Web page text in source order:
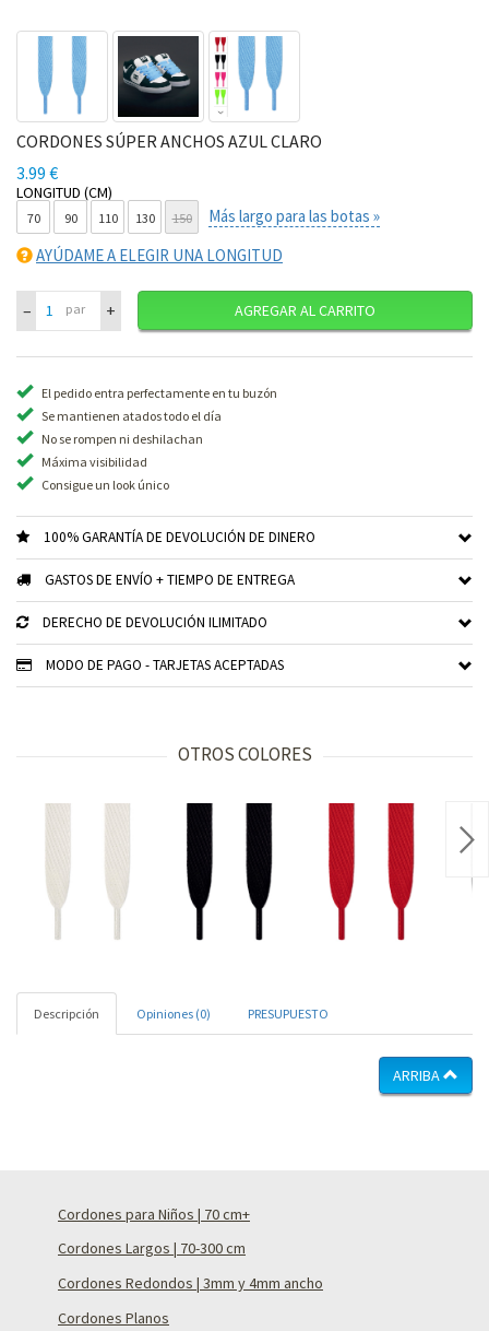
CORDONES SÚPER ANCHOS AZUL CLARO
3.99 €
LONGITUD (CM)
70 90 110 130 150
Más largo para las botas »
AYÚDAME A ELEGIR UNA LONGITUD
– par + AGREGAR AL CARRITO
El pedido entra perfectamente en tu buzón
Se mantienen atados todo el día
No se rompen ni deshilachan
Máxima visibilidad
Consigue un look único
100% GARANTÍA DE DEVOLUCIÓN DE DINERO
GASTOS DE ENVÍO + TIEMPO DE ENTREGA
DERECHO DE DEVOLUCIÓN ILIMITADO
MODO DE PAGO - TARJETAS ACEPTADAS
OTROS COLORES
Descripción Opiniones (0) PRESUPUESTO
ARRIBA
Cordones para Niños | 70 cm+
Cordones Largos | 70-300 cm
Cordones Redondos | 3mm y 4mm ancho
Cordones Planos